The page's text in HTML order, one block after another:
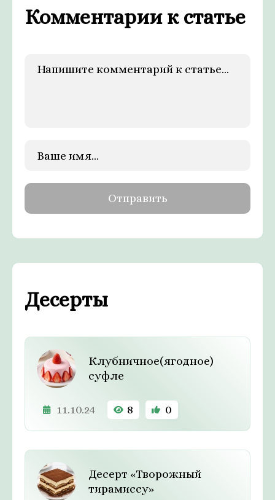
Комментарии к статье
Десерты
Клубничное(ягодное)
суфле
11.10.24 8 0
Десерт «Творожный
тирамиссу»